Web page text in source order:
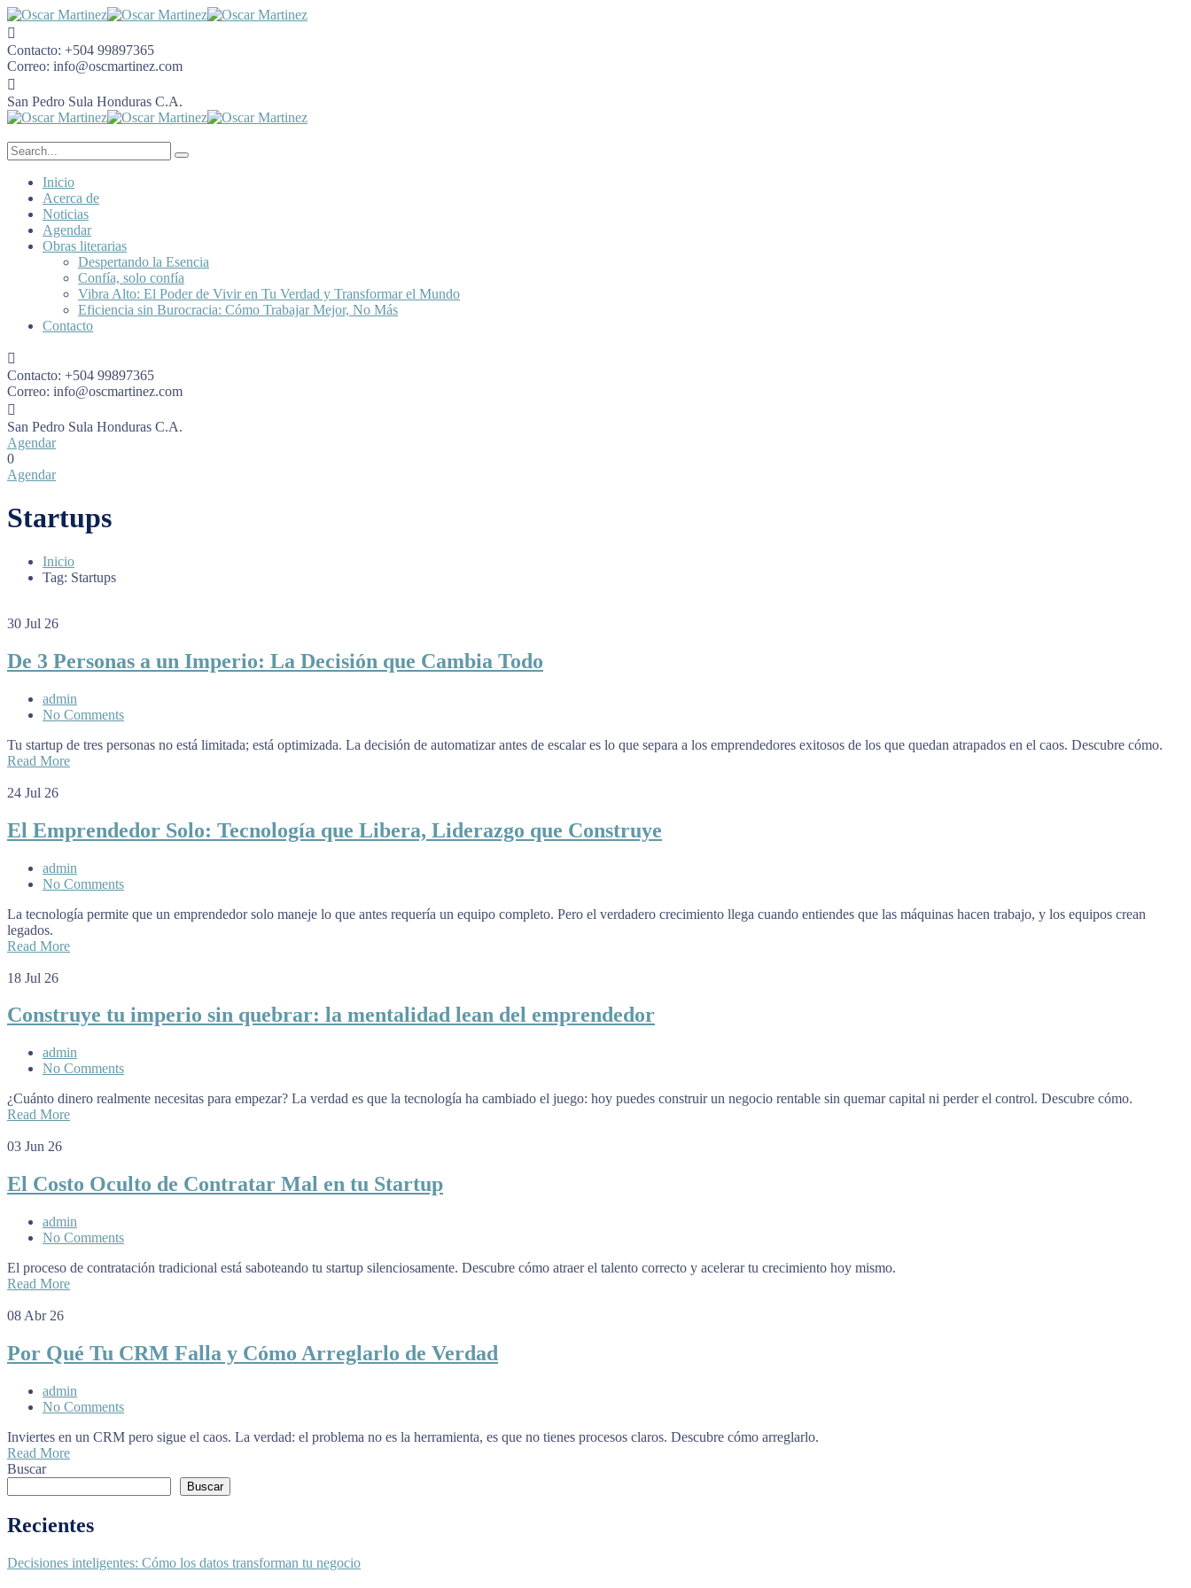
Contacto: +504 99897365
Correo: info@oscmartinez.com
San Pedro Sula Honduras C.A.
Inicio
Acerca de
Noticias
Agendar
Obras literarias
Despertando la Esencia
Confía, solo confía
Vibra Alto: El Poder de Vivir en Tu Verdad y Transformar el Mundo
Eficiencia sin Burocracia: Cómo Trabajar Mejor, No Más
Contacto
Contacto: +504 99897365
Correo: info@oscmartinez.com
San Pedro Sula Honduras C.A.
Agendar
0
Agendar
Startups
Inicio
Tag: Startups
30 Jul 26
De 3 Personas a un Imperio: La Decisión que Cambia Todo
admin
No Comments
Tu startup de tres personas no está limitada; está optimizada. La decisión de automatizar antes de escalar es lo que separa a los emprendedores exitosos de los que quedan atrapados en el caos. Descubre cómo.
Read More
24 Jul 26
El Emprendedor Solo: Tecnología que Libera, Liderazgo que Construye
admin
No Comments
La tecnología permite que un emprendedor solo maneje lo que antes requería un equipo completo. Pero el verdadero crecimiento llega cuando entiendes que las máquinas hacen trabajo, y los equipos crean
legados.
Read More
18 Jul 26
Construye tu imperio sin quebrar: la mentalidad lean del emprendedor
admin
No Comments
¿Cuánto dinero realmente necesitas para empezar? La verdad es que la tecnología ha cambiado el juego: hoy puedes construir un negocio rentable sin quemar capital ni perder el control. Descubre cómo.
Read More
03 Jun 26
El Costo Oculto de Contratar Mal en tu Startup
admin
No Comments
El proceso de contratación tradicional está saboteando tu startup silenciosamente. Descubre cómo atraer el talento correcto y acelerar tu crecimiento hoy mismo.
Read More
08 Abr 26
Por Qué Tu CRM Falla y Cómo Arreglarlo de Verdad
admin
No Comments
Inviertes en un CRM pero sigue el caos. La verdad: el problema no es la herramienta, es que no tienes procesos claros. Descubre cómo arreglarlo.
Read More
Buscar
Buscar
Recientes
Decisiones inteligentes: Cómo los datos transforman tu negocio